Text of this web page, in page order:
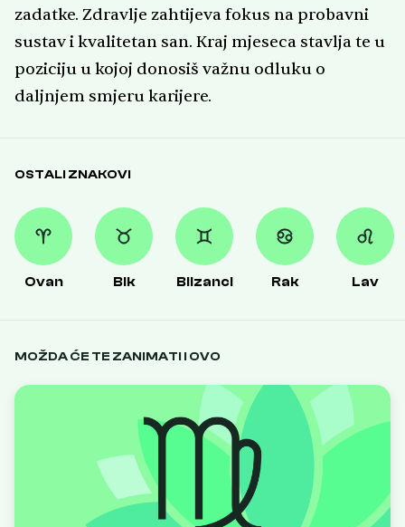
zadatke. Zdravlje zahtijeva fokus na probavni
sustav i kvalitetan san. Kraj mjeseca stavlja te u
poziciju u kojoj donosiš važnu odluku o
daljnjem smjeru karijere.
OSTALI ZNAKOVI
Ovan Bik Blizanci Rak Lav
MOŽDA ĆE TE ZANIMATI I OVO